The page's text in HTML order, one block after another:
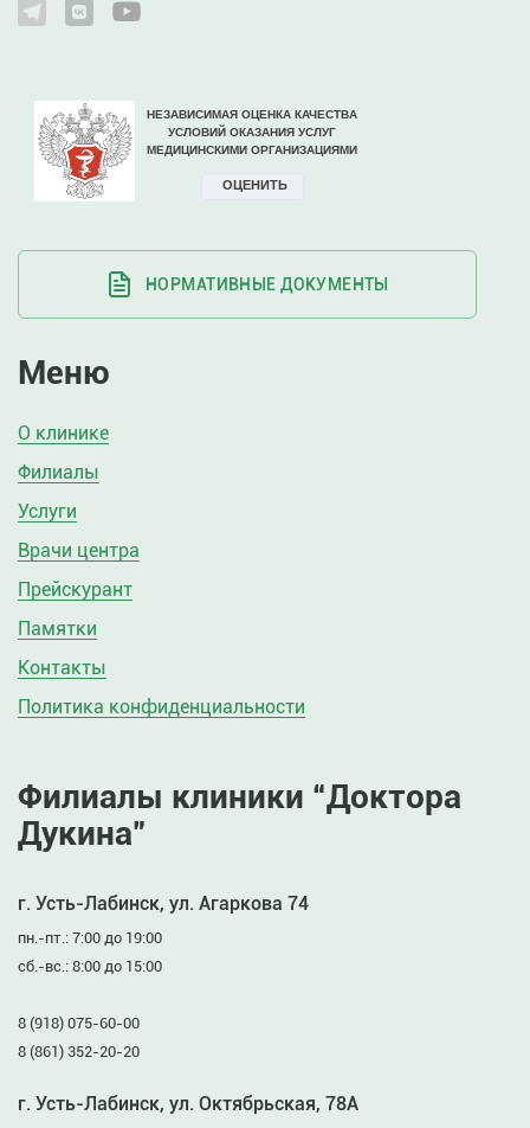
НОРМАТИВНЫЕ ДОКУМЕНТЫ
Меню
О клинике
Филиалы
Услуги
Врачи центра
Прейскурант
Памятки
Контакты
Политика конфиденциальности
Филиалы клиники “Доктора
Дукина”
г. Усть-Лабинск, ул. Агаркова 74
пн.-пт.: 7:00 до 19:00
сб.-вс.: 8:00 до 15:00
8 (918) 075-60-00
8 (861) 352-20-20
г. Усть-Лабинск, ул. Октябрьская, 78А